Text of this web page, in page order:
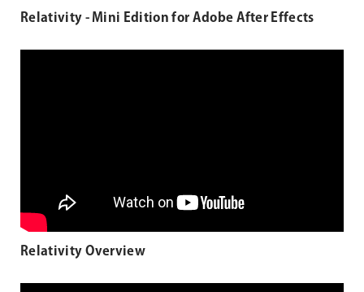
Relativity - Mini Edition for Adobe After Effects
Relativity Overview